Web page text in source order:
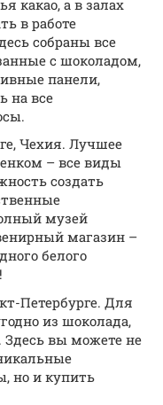
какао, а в залах
в работе
собраны все
с шоколадом,
панели,
на все
Чехия. Лучшее
– все виды
создать
музей
магазин –
белого
Петербурге. Для
из шоколада,
Здесь вы можете не
но и купить